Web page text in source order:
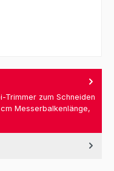
Trimmer zum Schneiden
Messerbalkenlänge,